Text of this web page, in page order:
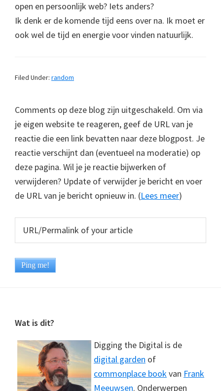
open en persoonlijk web? Iets anders?
Ik denk er de komende tijd eens over na. Ik moet er
ook wel de tijd en energie voor vinden natuurlijk.
Filed Under: random
Comments op deze blog zijn uitgeschakeld. Om via
je eigen website te reageren, geef de URL van je
reactie die een link bevatten naar deze blogpost. Je
reactie verschijnt dan (eventueel na moderatie) op
deze pagina. Wil je je reactie bijwerken of
verwijderen? Update of verwijder je bericht en voer
de URL van je bericht opnieuw in. (Lees meer)
Footer
Wat is dit?
Digging the Digital is de
digital garden of
commonplace bookvan Frank
Meeuwsen. Onderwerpen